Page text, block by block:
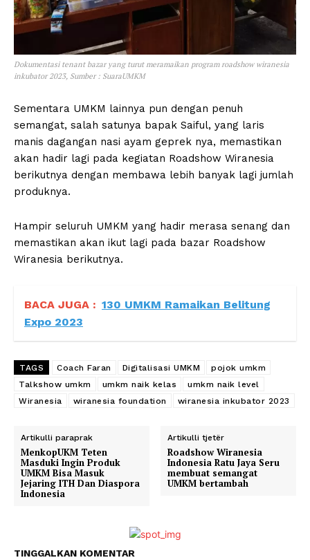
Dokumentasi tenant bazar yang turut meramaikan program roadshow wiranesia
inkubator 2023, Sumber : SuaraUMKM
Sementara UMKM lainnya pun dengan penuh
semangat, salah satunya bapak Saiful, yang laris
manis dagangan nasi ayam geprek nya, memastikan
akan hadir lagi pada kegiatan Roadshow Wiranesia
berikutnya dengan membawa lebih banyak lagi jumlah
produknya.
Hampir seluruh UMKM yang hadir merasa senang dan
memastikan akan ikut lagi pada bazar Roadshow
Wiranesia berikutnya.
BACA JUGA : 130 UMKM Ramaikan Belitung
Expo 2023
TAGS Coach Faran Digitalisasi UMKM
pojok umkm
Talkshow umkm
umkm naik kelas
umkm naik level
Wiranesia
wiranesia foundation wiranesia inkubator 2023
Artikulli paraprak
MenkopUKM Teten
Masduki Ingin Produk
UMKM Bisa Masuk
Jejaring ITH Dan Diaspora
Indonesia
Artikulli tjetër
Roadshow Wiranesia
Indonesia Ratu Jaya Seru
membuat semangat
UMKM bertambah
TINGGALKAN KOMENTAR